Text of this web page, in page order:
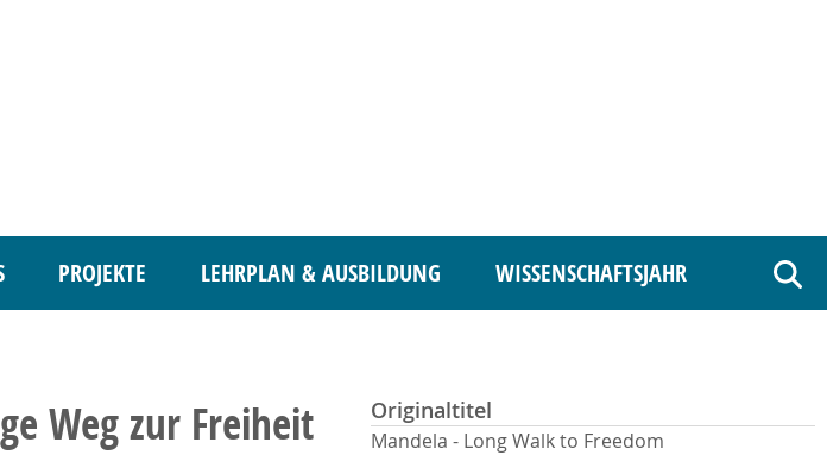
PROJEKTE LEHRPLAN & AUSBILDUNG WISSENSCHAFTSJAHR
Weg zur Freiheit Originaltitel
Mandela - Long Walk to Freedom